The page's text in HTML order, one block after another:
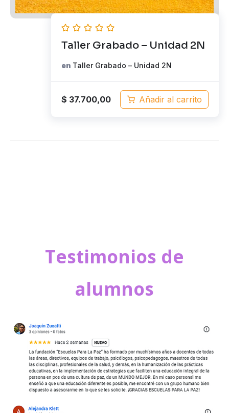
Taller Grabado – Unidad 2N
en Taller Grabado – Unidad 2N
$ 37.700,00 Añadir al carrito
Testimonios de
alumnos